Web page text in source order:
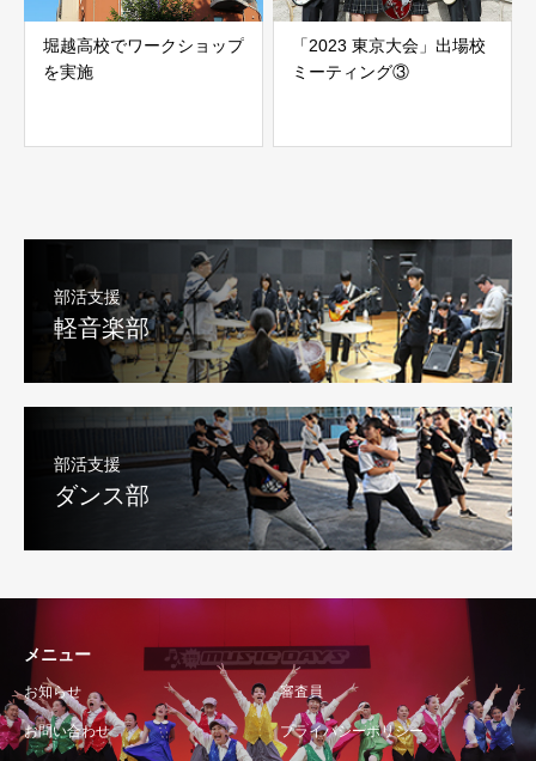
堀越高校でワークショップ
を実施
「2023 東京大会」出場校
ミーティング③
部活支援
軽音楽部
部活支援
ダンス部
メニュー
お知らせ 審査員
お問い合わせ プライバシーポリシー